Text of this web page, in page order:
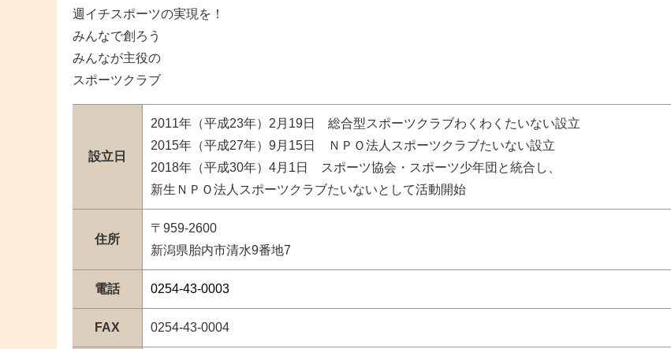
週イチスポーツの実現を！
みんなで創ろう
みんなが主役の
スポーツクラブ
設立日
2011年（平成23年）2月19日 総合型スポーツクラブわくわくたいない設立
2015年（平成27年）9月15日 ＮＰＯ法人スポーツクラブたいない設立
2018年（平成30年）4月1日 スポーツ協会・スポーツ少年団と統合し、
新生ＮＰＯ法人スポーツクラブたいないとして活動開始
住所
〒959-2600
新潟県胎内市清水9番地7
電話 0254-43-0003
FAX 0254-43-0004